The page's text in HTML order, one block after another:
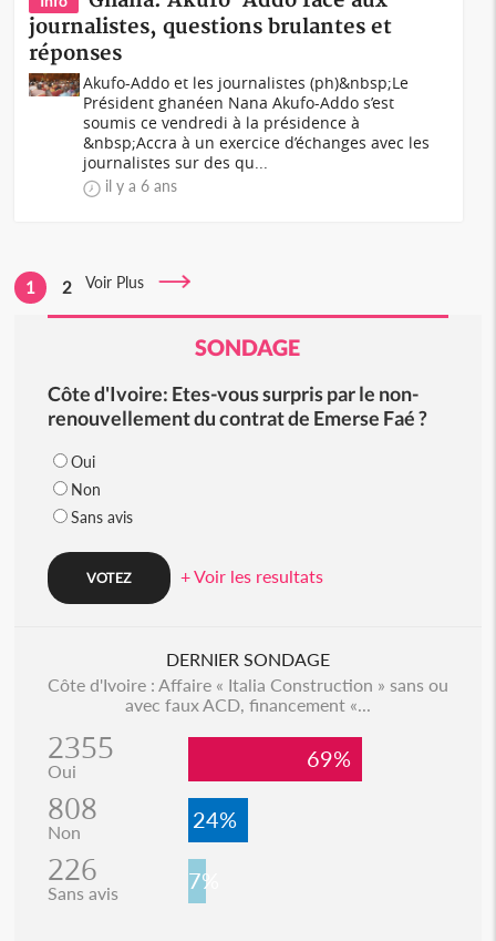
journalistes, questions brulantes et
réponses
Akufo-Addo et les journalistes (ph)&nbsp;Le
Président ghanéen Nana Akufo-Addo s’est
soumis ce vendredi à la présidence à
&nbsp;Accra à un exercice d’échanges avec les
journalistes sur des qu...
il y a 6 ans
1 2 Voir Plus
SONDAGE
Côte d'Ivoire: Etes-vous surpris par le non-
renouvellement du contrat de Emerse Faé ?
Oui
Non
Sans avis
+ Voir les resultats
DERNIER SONDAGE
Côte d'Ivoire : Affaire « Italia Construction » sans ou
avec faux ACD, financement «...
2355
Oui 69%
808
Non 24%
226
Sans avis 7%